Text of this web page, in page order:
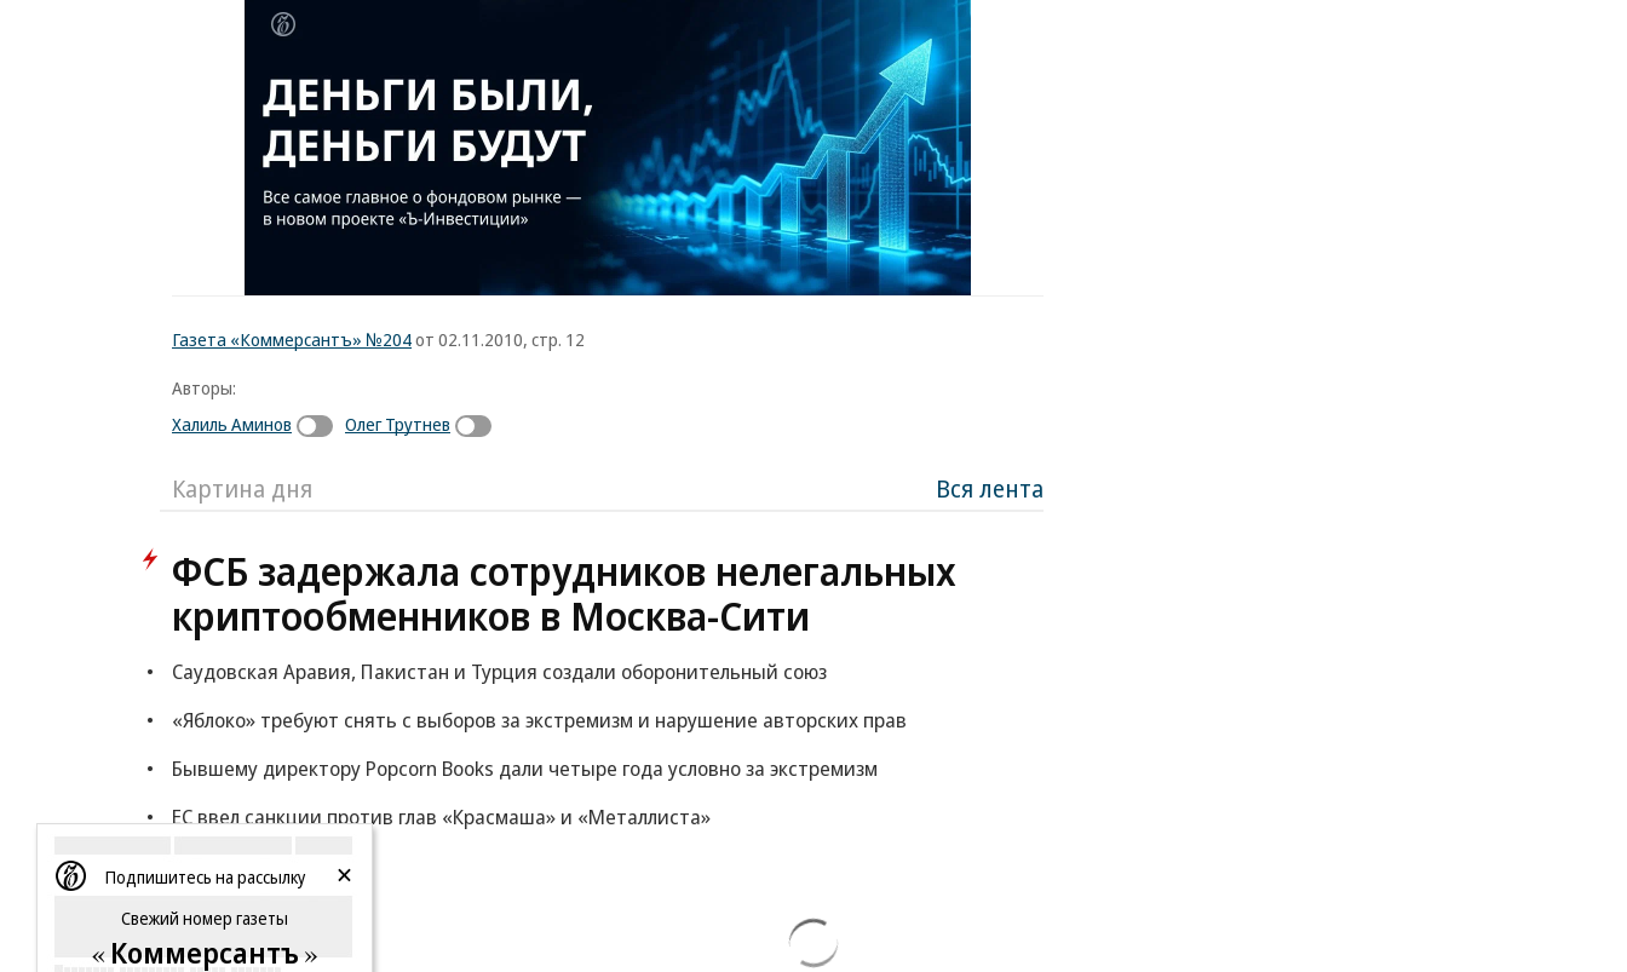
Газета «Коммерсантъ» №204от 02.11.2010, стр. 12
Авторы:
Халиль Аминов
Олег Трутнев
Картина дня Вся лента
ФСБ задержала сотрудников нелегальных
криптообменников в Москва-Сити
Саудовская Аравия, Пакистан и Турция создали оборонительный союз
«Яблоко» требуют снять с выборов за экстремизм и нарушение авторских прав
Бывшему директору Popcorn Books дали четыре года условно за экстремизм
ЕС ввел санкции против глав «Красмаша» и «Металлиста»
Подпишитесь на рассылку
Свежий номер газеты
Коммерсантъ